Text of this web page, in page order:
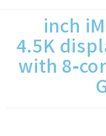
24-
4.5K
with